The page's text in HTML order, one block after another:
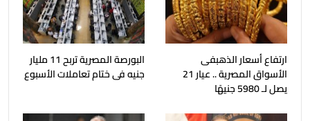
ارتفاع أسعار الذهبفى
الأسواق المصرية .. عيار 21
يصل لـ 5980 جنيهًا
البورصة المصرية تربح 11 مليار
جنيه فى ختام تعاملات الأسبوع